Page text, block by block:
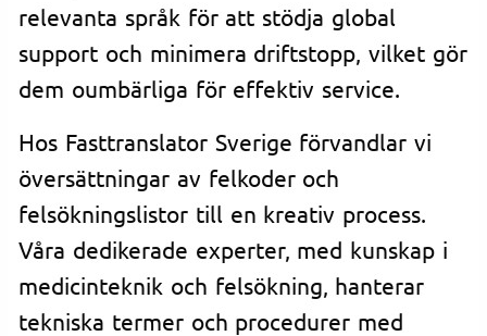
relevanta språk för att stödja global
support och minimera driftstopp, vilket gör
dem oumbärliga för effektiv service.
Hos Fasttranslator Sverige förvandlar vi
översättningar av felkoder och
felsökningslistor till en kreativ process.
Våra dedikerade experter, med kunskap i
medicinteknik och felsökning, hanterar
tekniska termer och procedurer med